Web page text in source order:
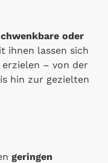
oder
ihnen lassen sich
– von der
hin zur gezielten
geringen